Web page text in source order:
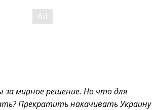
за мирное решение. Но что для
Прекратить накачивать Украину